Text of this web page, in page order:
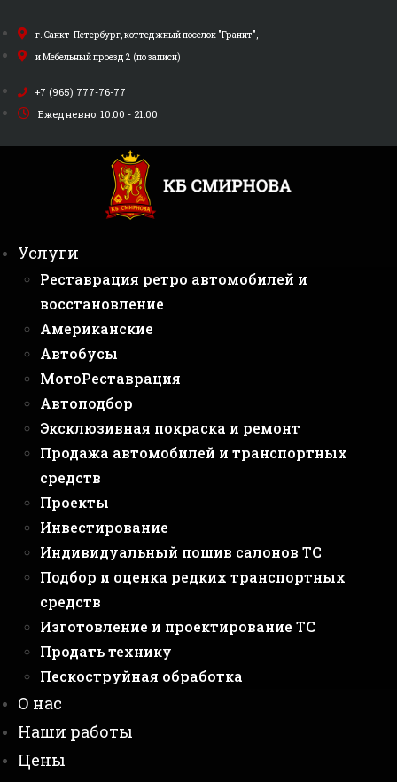
к
содержимому
г. Санкт-Петербург, коттеджный поселок "Гранит",
и Мебельный проезд 2 (по записи)
+7 (965) 777-76-77
Ежедневно: 10:00 - 21:00
Услуги
Реставрация ретро автомобилей и
восстановление
Американские
Автобусы
МотоРеставрация
Автоподбор
Эксклюзивная покраска и ремонт
Продажа автомобилей и транспортных
средств
Проекты
Инвестирование
Индивидуальный пошив салонов ТС
Подбор и оценка редких транспортных
средств
Изготовление и проектирование ТС
Продать технику
Пескоструйная обработка
О нас
Наши работы
Цены